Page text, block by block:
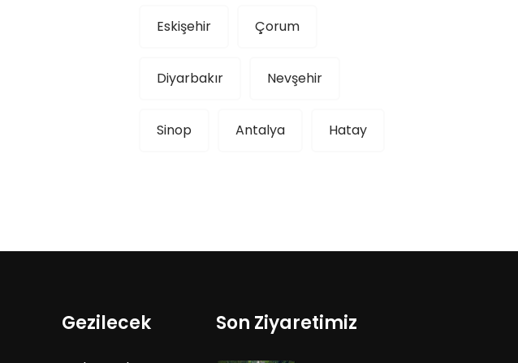
Eskişehir Çorum
Diyarbakır Nevşehir
Sinop Antalya Hatay
Gezilecek Son Ziyaretimiz